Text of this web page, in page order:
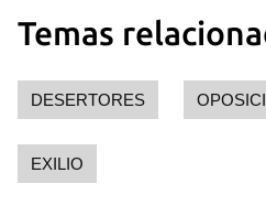
Temas
DESERTORES
EXILIO